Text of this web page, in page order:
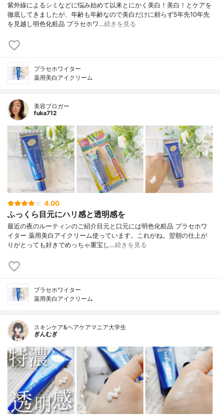
紫外線によるシミなどに悩み始めて以来とにかく美白！美白！とケアを
徹底してきましたが、年齢も年齢なので美白だけに頼らず5年先10年先
を見越し明色化粧品 プラセホワ…続きを見る
プラセホワイター
薬用美白アイクリーム
美容ブロガー
fuka712
4.00
ふっくら目元にハリ感と透明感を
最近の夜のルーティンのご紹介目元と口元には明色化粧品 プラセホワ
イター 薬用美白アイクリーム使っています。これがね。翌朝の仕上が
りがとっても好きでめっちゃ重宝し…続きを見る
プラセホワイター
薬用美白アイクリーム
スキンケア&ヘアケアマニア大学生
ぎんむぎ